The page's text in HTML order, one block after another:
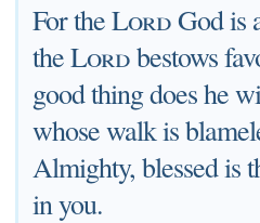
For theLordGod is
theLordbestows
good thing does he
whose walk is
Almighty, blessed is
in you.